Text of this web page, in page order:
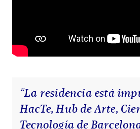
“La residencia está
HacTe, Hub de Arte,
Tecnología de